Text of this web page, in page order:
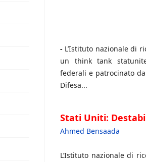
- L’Istituto nazionale di
un think tank
federali e patrocinato
Difesa...
Stati Uniti:
Ahmed Bensaada
L’Istituto nazionale di